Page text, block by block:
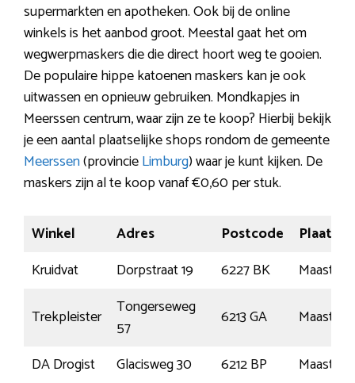
supermarkten en apotheken. Ook bij de online
winkels is het aanbod groot. Meestal gaat het om
wegwerpmaskers die die direct hoort weg te gooien.
De populaire hippe katoenen maskers kan je ook
uitwassen en opnieuw gebruiken. Mondkapjes in
Meerssen centrum, waar zijn ze te koop? Hierbij bekijk
je een aantal plaatselijke shops rondom de gemeente
Meerssen(provincieLimburg) waar je kunt kijken. De
maskers zijn al te koop vanaf €0,60 per stuk.
Winkel Adres Postcode
Plaats
Kruidvat
Dorpstraat 19 6227 BK
Trekpleister
Tongerseweg
57
6213 GA
DA Drogist
Glacisweg 30 6212 BP